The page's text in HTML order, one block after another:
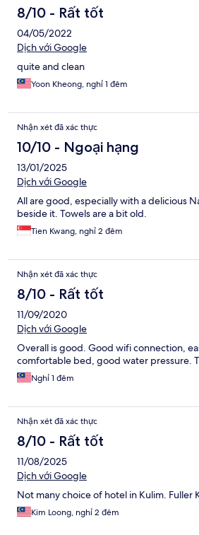
8/10 - Rất tốt
04/05/2022
Dịch với Google
quite and clean
Yoon Kheong, nghỉ 1 đêm
Nhận xét đã xác thực
10/10 - Ngoại hạng
13/01/2025
Dịch với Google
All are good, especially with a delicious
beside it. Towels are a bit old.
Tien Kwang, nghỉ 2 đêm
Nhận xét đã xác thực
8/10 - Rất tốt
11/09/2020
Dịch với Google
Overall is good. Good wifi connection,
comfortable bed, good water pressure.
Nghỉ 1 đêm
Nhận xét đã xác thực
8/10 - Rất tốt
11/08/2025
Dịch với Google
Not many choice of hotel in Kulim. Fuller
Kim Loong, nghỉ 2 đêm